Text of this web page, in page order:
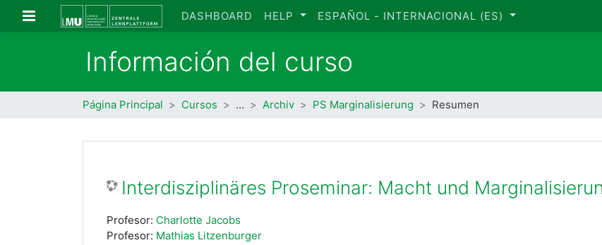
Salta al contenido principal
Panel lateral DASHBOARD HELP ESPAÑOL - INTERNACIONAL ‎(ES)‎
Información del curso
Página Principal Cursos … Archiv PS Marginalisierung Resumen
Interdisziplinäres Proseminar: Macht und
Profesor: Charlotte Jacobs
Profesor: Mathias Litzenburger